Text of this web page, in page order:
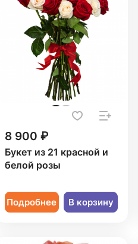
8 900 ₽
Букет из 21 красной и
белой розы
Подробнее В корзину